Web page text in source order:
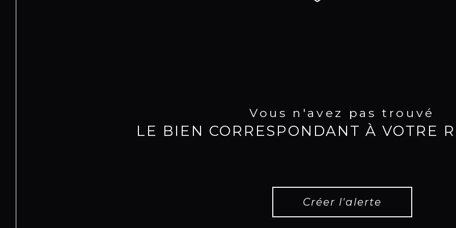
Vous n'avez pas trouvé
LE BIEN CORRESPONDANT À VOTRE
Créer l'alerte